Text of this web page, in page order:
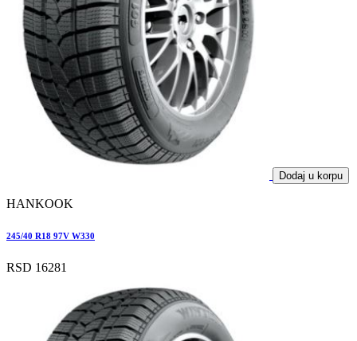
Dodaj u korpu
HANKOOK
245/40 R18 97V W330
RSD 16281